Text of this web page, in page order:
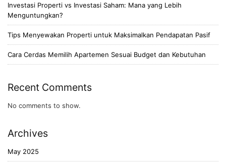
Investasi Properti vs Investasi Saham: Mana yang Lebih
Menguntungkan?
Tips Menyewakan Properti untuk Maksimalkan Pendapatan Pasif
Cara Cerdas Memilih Apartemen Sesuai Budget dan Kebutuhan
Recent Comments
No comments to show.
Archives
May 2025